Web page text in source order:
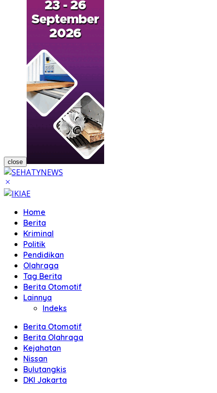
close
Home
Berita
Kriminal
Politik
Pendidikan
Olahraga
Tag Berita
Berita Otomotif
Lainnya
Indeks
Berita Otomotif
Berita Olahraga
Kejahatan
Nissan
Bulutangkis
DKI Jakarta